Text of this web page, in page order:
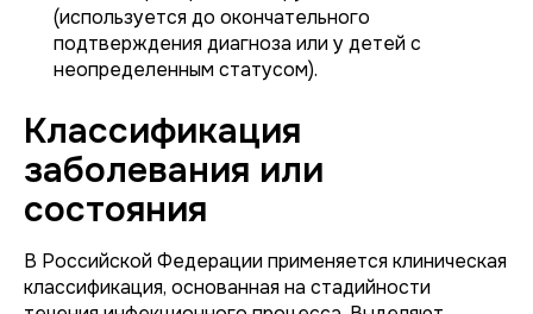
(используется до окончательного
подтверждения диагноза или у детей с
неопределенным статусом).
Классификация
заболевания или
состояния
В Российской Федерации применяется клиническая
классификация, основанная на стадийности